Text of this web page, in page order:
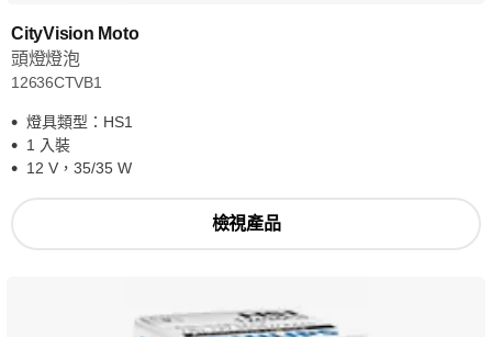
CityVision Moto
頭燈燈泡
12636CTVB1
燈具類型：HS1
1 入裝
12 V，35/35 W
檢視產品